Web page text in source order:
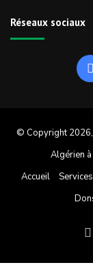
Réseaux sociaux
© Copyright
Algérien
Accueil
Services